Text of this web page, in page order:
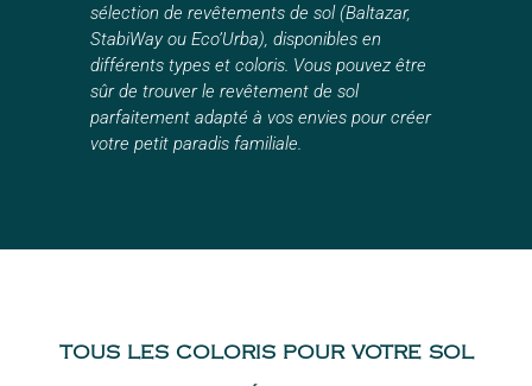
sélection de revêtements de sol (Baltazar,
StabiWay ou Eco’Urba), disponibles en
différents types et coloris. Vous pouvez être
sûr de trouver le revêtement de sol
parfaitement adapté à vos envies pour créer
votre petit paradis familiale.
TOUS LES COLORIS POUR VOTRE SOL